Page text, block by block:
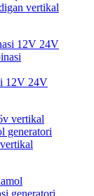
vertikal
12V 24V